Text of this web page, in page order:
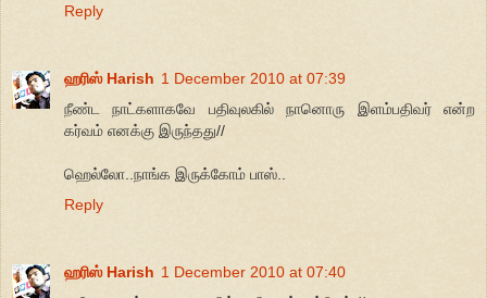
Reply
ஹரிஸ் Harish 1 December 2010 at 07:39
நீண்ட நாட்களாகவே பதிவுலகில் நானொரு இளம்பதிவர் என்ற
கர்வம் எனக்கு இருந்தது//
ஹெல்லோ..நாங்க இருக்கோம் பாஸ்..
Reply
ஹரிஸ் Harish 1 December 2010 at 07:40